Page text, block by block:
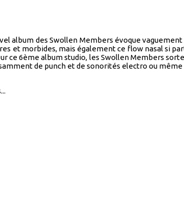
album des Swollen Members évoque
et morbides, mais également ce flow nasal si
ce 6ème album studio, les Swollen Members
de punch et de sonorités electro ou